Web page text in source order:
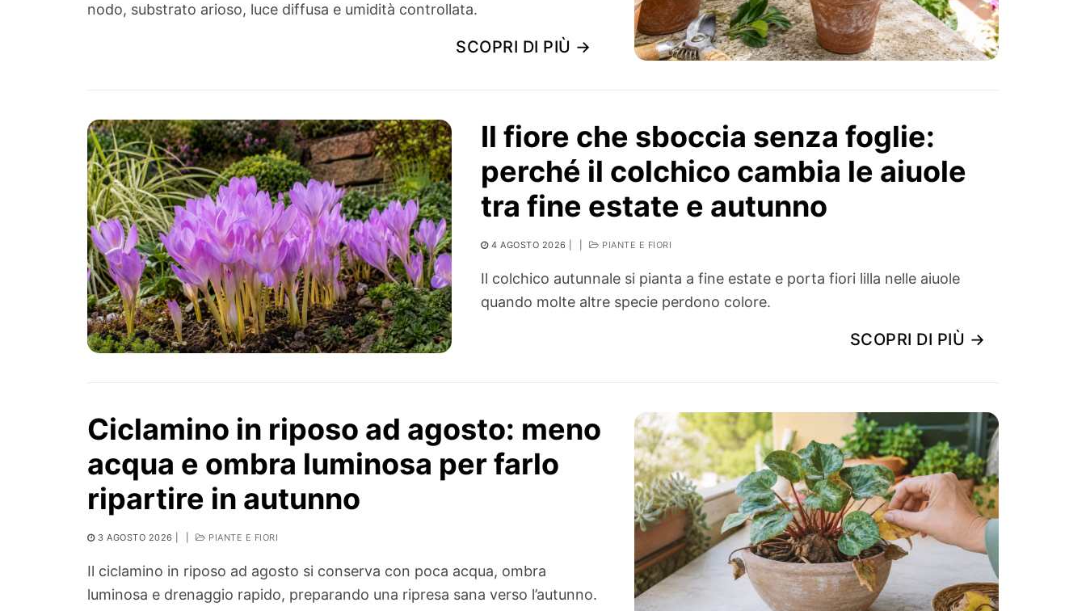
nodo, substrato arioso, luce diffusa e umidità controllata.
SCOPRI DI PIÙ →
Il fiore che sboccia senza foglie:
perché il colchico cambia le aiuole
tra fine estate e autunno
4 AGOSTO 2026 PIANTE E FIORI
Il colchico autunnale si pianta a fine estate e porta fiori lilla nelle aiuole
quando molte altre specie perdono colore.
SCOPRI DI PIÙ →
Ciclamino in riposo ad agosto: meno
acqua e ombra luminosa per farlo
ripartire in autunno
3 AGOSTO 2026 PIANTE E FIORI
Il ciclamino in riposo ad agosto si conserva con poca acqua, ombra
luminosa e drenaggio rapido, preparando una ripresa sana verso l’autunno.